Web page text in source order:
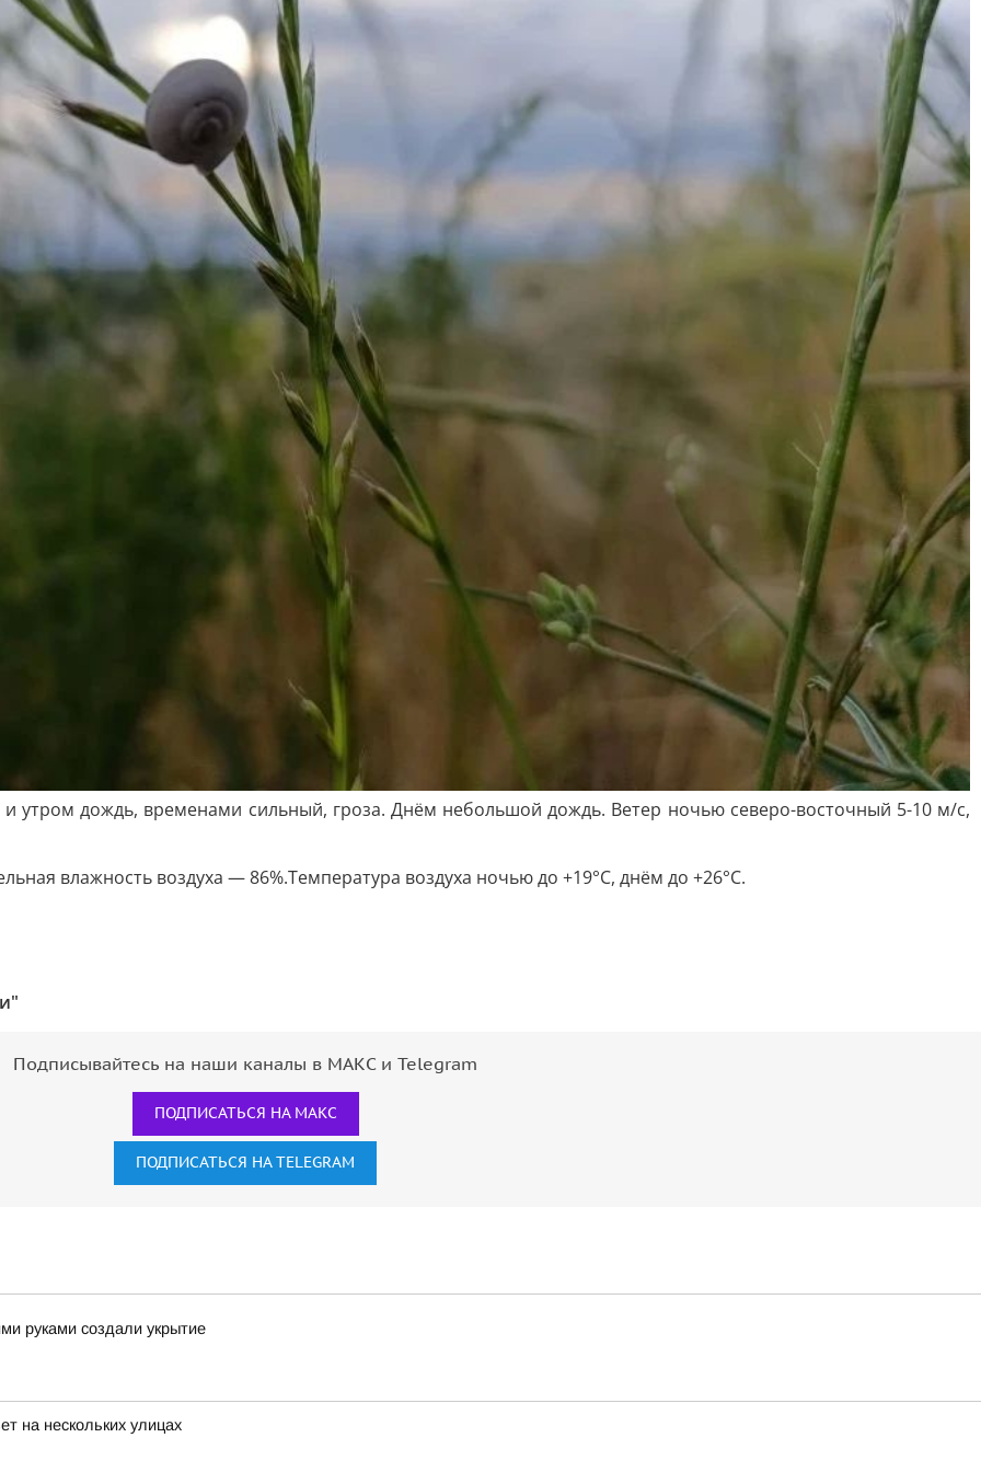
утром дождь, временами сильный, гроза. Днём небольшой дождь. Ветер ночью северо-восточный 5-10 м/с,
влажность воздуха — 86%.Температура воздуха ночью до +19°С, днём до +26°С.
Подписывайтесь на наши каналы в МАКС и Telegram
ПОДПИСАТЬСЯ НА МАКС
ПОДПИСАТЬСЯ НА TELEGRAM
руками создали укрытие
на нескольких улицах